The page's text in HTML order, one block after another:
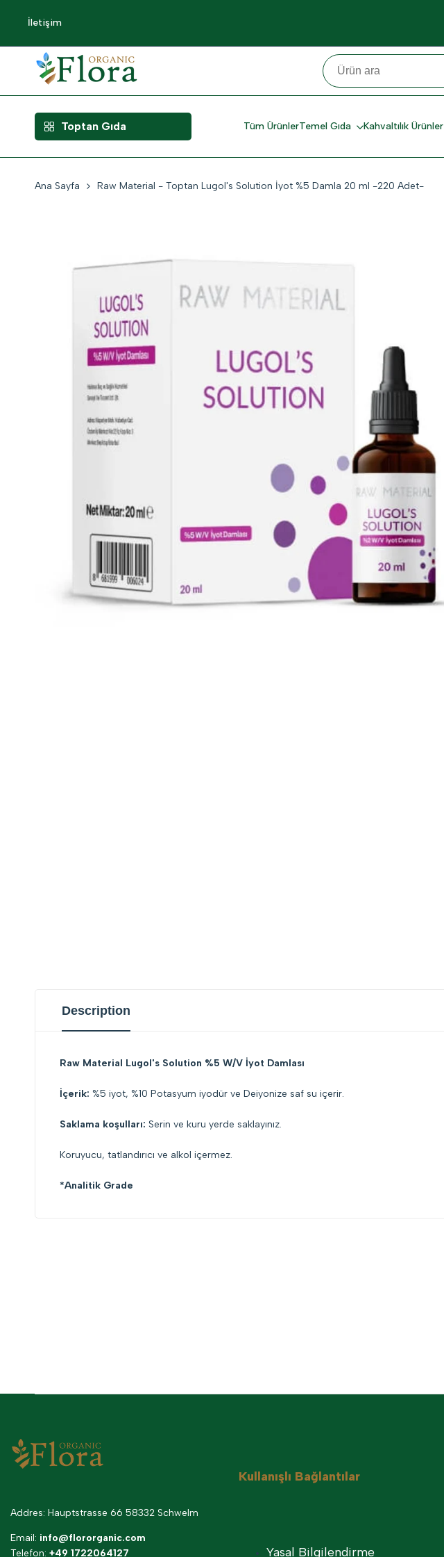
Atlamaİletişim
Toptan Gıda Tüm ÜrünlerTemel Gıda Kahvaltılık Ürünler
Ana Sayfa Raw Material - Toptan Lugol's Solution İyot %5 Damla 20 ml -220 Adet-
Description
Raw Material Lugol's Solution %5 W/V İyot Damlası
İçerik: %5 iyot, %10 Potasyum iyodür ve Deiyonize saf su içerir.
Saklama koşulları: Serin ve kuru yerde saklayınız.
Koruyucu, tatlandırıcı ve alkol içermez.
*Analitik Grade
Addres: Hauptstrasse 66 58332 Schwelm
Email: info@flororganic.com
Telefon: +49 1722064127
Kullanışlı Bağlantılar
Yasal Bilgilendirme